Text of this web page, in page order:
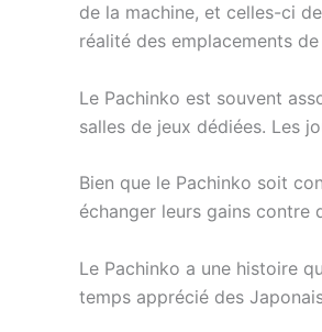
de la machine, et celles-ci
réalité des emplacements
Le Pachinko est souvent
salles de jeux dédiées. Les
Bien que le Pachinko soit
échanger leurs gains contre
Le Pachinko a une histoire
temps apprécié des